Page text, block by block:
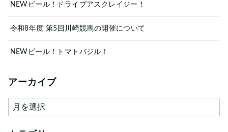
NEWビール！ドライブアスクレイジー！
令和8年度 第5回川崎競馬の開催について
NEWビール！トマトバジル！
アーカイブ
ア
ー